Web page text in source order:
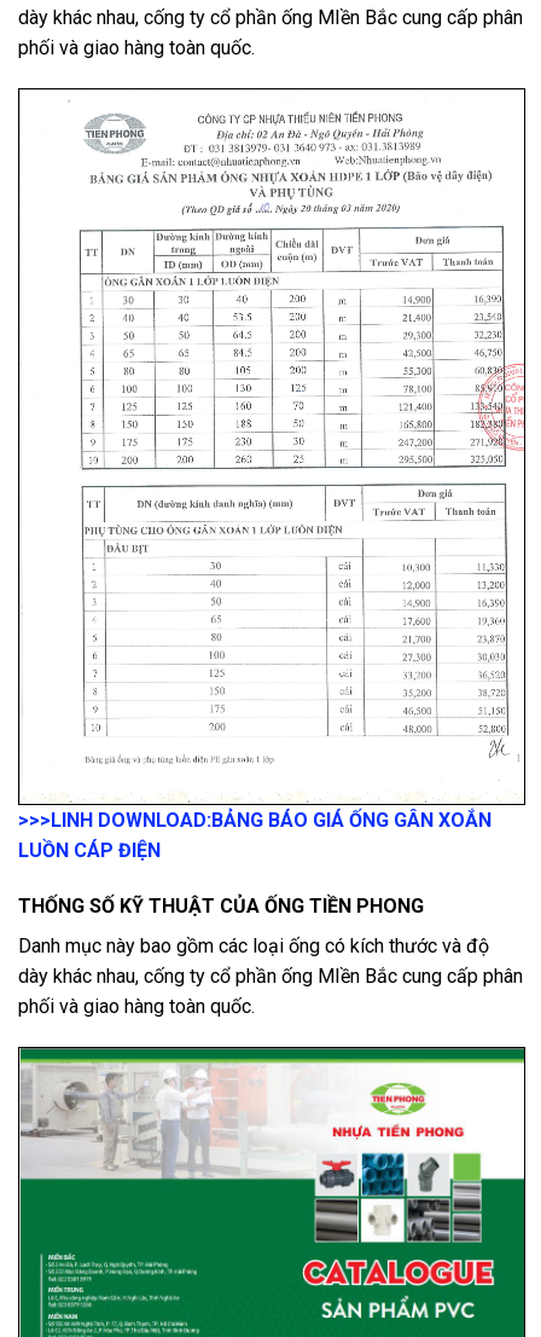
dày khác nhau, cống ty cổ phần ống MIền Bắc cung cấp phân
phối và giao hàng toàn quốc.
>>>LINH DOWNLOAD:BẢNG BÁO GIÁ ỐNG GÂN XOẮN
LUỒN CÁP ĐIỆN
THỐNG SỐ KỸ THUẬT CỦA ỐNG TIỀN PHONG
Danh mục này bao gồm các loại ống có kích thước và độ
dày khác nhau, cống ty cổ phần ống MIền Bắc cung cấp phân
phối và giao hàng toàn quốc.